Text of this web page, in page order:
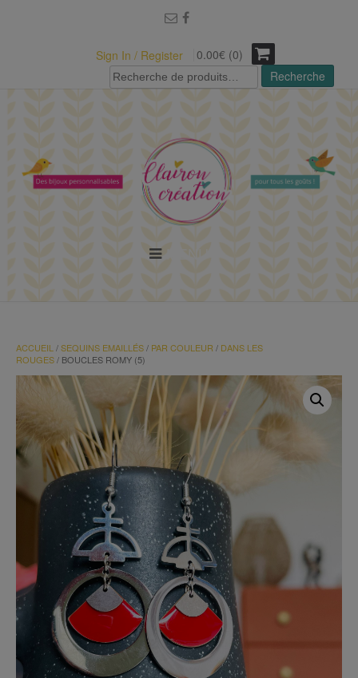
Sign In / Register
0.00€ (0)
Recherche
pour :
Recherche
ACCUEIL /SEQUINS EMAILLÉS/ PAR COULEUR / DANS LES
ROUGES/ BOUCLES ROMY (5)